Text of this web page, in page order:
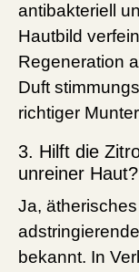
antibakteriell
Hautbild
Regeneration
Duft
richtiger
3. Hilft die
unreiner Haut?
Ja,
bekannt. In